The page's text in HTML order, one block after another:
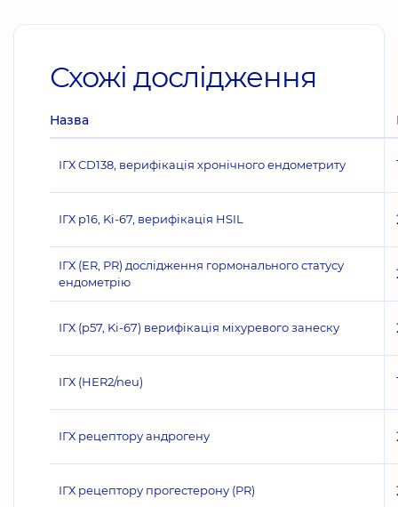
Схожі дослідження
Назва
ІГХ CD138, верифікація хронічного ендометриту
ІГХ p16, Ki-67, верифікація HSIL
ІГХ (ER, PR) дослідження гормонального статусу
ендометрію
ІГХ (p57, Ki-67) верифікація міхуревого занеску
ІГХ (НЕR2/neu)
ІГХ рецептору андрогену
ІГХ рецептору прогестерону (PR)